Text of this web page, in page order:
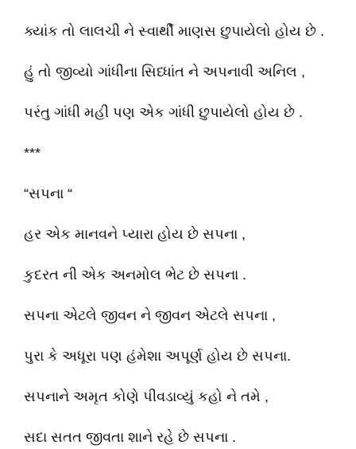
ક્યાંક તો લાલચી ને સ્વાર્થી માણસ છુપાયેલો હોય છે .
હું તો જીવ્યો ગાંધીના સિધ્ધાંત ને અપનાવી અનિલ ,
પરંતુ ગાંધી મહી પણ એક ગાંધી છુપાયેલો હોય છે .
***
“સપના “
હર એક માનવને પ્યારા હોય છે સપના ,
કુદરત ની એક અનમોલ ભેટ છે સપના .
સપના એટલે જીવન ને જીવન એટલે સપના ,
પુરા કે અધૂરા પણ હંમેશા અપૂર્ણ હોય છે સપના.
સપનાને અમૃત કોણે પીવડાવ્યું કહો ને તમે ,
સદા સતત જીવતા શાને રહે છે સપના .